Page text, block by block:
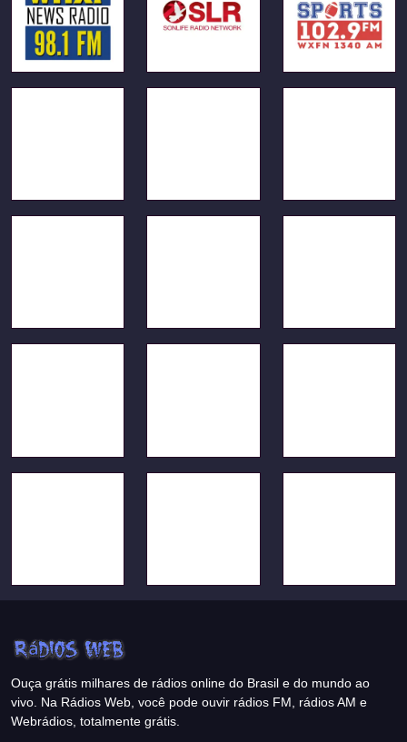
Ouça grátis milhares de rádios online do Brasil e do mundo ao
vivo. Na Rádios Web, você pode ouvir rádios FM, rádios AM e
Webrádios, totalmente grátis.